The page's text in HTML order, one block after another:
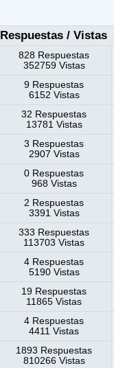
Respuestas /Vistas
828 Respuestas
352759 Vistas
9 Respuestas
6152 Vistas
32 Respuestas
13781 Vistas
3 Respuestas
2907 Vistas
0 Respuestas
968 Vistas
2 Respuestas
3391 Vistas
333 Respuestas
113703 Vistas
4 Respuestas
5190 Vistas
19 Respuestas
11865 Vistas
4 Respuestas
4411 Vistas
1893 Respuestas
810266 Vistas